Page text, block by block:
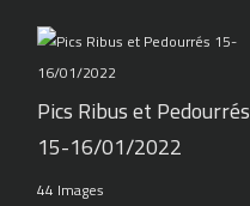
Pics Ribus et Pedourrés
15-16/01/2022
44 Images